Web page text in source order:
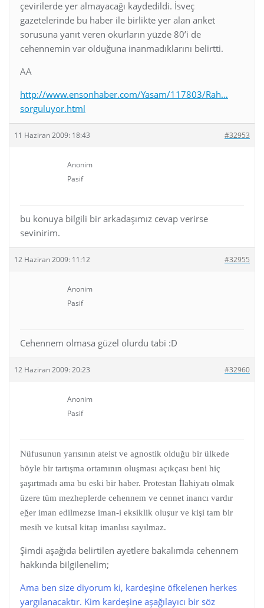
çevirilerde yer almayacağı kaydedildi. İsveç
gazetelerinde bu haber ile birlikte yer alan anket
sorusuna yanıt veren okurların yüzde 80’i de
cehennemin var olduğuna inanmadıklarını belirtti.
AA
http://www.ensonhaber.com/Yasam/117803/Rah…
sorguluyor.html
11 Haziran 2009: 18:43 #32953
Anonim
Pasif
bu konuya bilgili bir arkadaşımız cevap verirse
sevinirim.
12 Haziran 2009: 11:12 #32955
Anonim
Pasif
Cehennem olmasa güzel olurdu tabi :D
12 Haziran 2009: 20:23 #32960
Anonim
Pasif
Nüfusunun yarısının ateist ve agnostik olduğu bir ülkede
böyle bir tartışma ortamının oluşması açıkçası beni hiç
şaşırtmadı ama bu eski bir haber. Protestan İlahiyatı olmak
üzere tüm mezheplerde cehennem ve cennet inancı vardır
eğer iman edilmezse iman-i eksiklik oluşur ve kişi tam bir
mesih ve kutsal kitap imanlısı sayılmaz.
Şimdi aşağıda belirtilen ayetlere bakalımda cehennem
hakkında bilgilenelim;
Ama ben size diyorum ki, kardeşine öfkelenen herkes
yargılanacaktır. Kim kardeşine aşağılayıcı bir söz